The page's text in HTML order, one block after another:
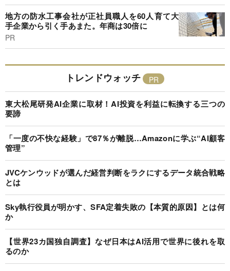
地方の防水工事会社が正社員職人を60人育て大
手企業から引く手あまた。年商は30倍に
PR
トレンドウォッチ
東大松尾研発AI企業に取材！AI投資を利益に転換する三つの
要諦
「一度の不快な経験」で87％が離脱…Amazonに学ぶ“AI顧客
管理”
JVCケンウッドが選んだ経営判断をラクにするデータ統合戦略
とは
Sky執行役員が明かす、SFA定着失敗の【本質的原因】とは何
か
【世界23カ国独自調査】なぜ日本はAI活用で世界に後れを取
るのか